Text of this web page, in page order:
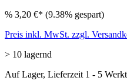
% 3,20 €* (9.38% gespart)
Preis inkl. MwSt. zzgl.
> 10 lagernd
Auf Lager, Lieferzeit 1 - 5